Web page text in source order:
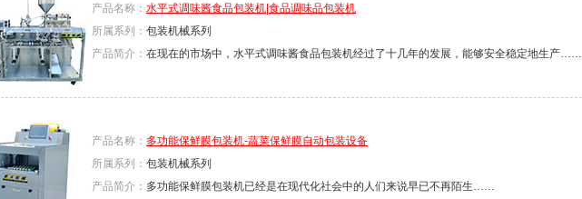
产品名称： 水平式调味酱食品包装机|食品调味品包装机
所属系列： 包装机械系列
产品简介： 在现在的市场中，水平式调味酱食品包装机经过了十几年的发展，能够安全稳定地生产……
产品名称： 多功能保鲜膜包装机-蔬菜保鲜膜自动包装设备
所属系列： 包装机械系列
产品简介： 多功能保鲜膜包装机已经是在现代化社会中的人们来说早已不再陌生……